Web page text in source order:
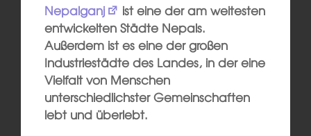
Nepalganj
ist eine der am weitesten
entwickelten Städte Nepals.
Außerdem ist es eine der großen
Industriestädte des Landes, in der eine
Vielfalt von Menschen
unterschiedlichster Gemeinschaften
lebt und überlebt.